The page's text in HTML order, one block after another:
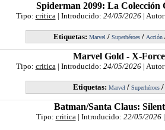
Spiderman 2099: La Colección
Tipo: critica| Introducido: 24/05/2026|
Etiquetas: Marvel/ Superhéroes/ Acción
Marvel Gold - X-
Tipo: critica| Introducido: 24/05/2026|
Etiquetas: Marvel/ Superhéroes/
Batman/Santa Claus:
Tipo: critica| Introducido: 22/05/2026|